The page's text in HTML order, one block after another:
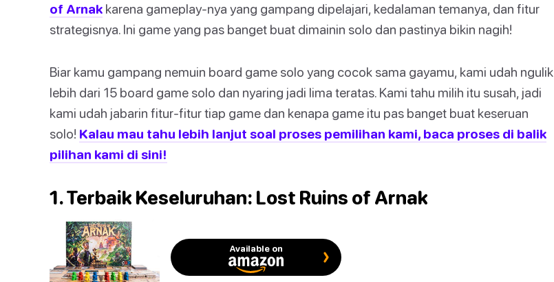
of Arnak karena gameplay-nya yang gampang dipelajari, kedalaman temanya, dan fitur
strategisnya. Ini game yang pas banget buat dimainin solo dan pastinya bikin nagih!
Biar kamu gampang nemuin board game solo yang cocok sama gayamu, kami udah ngulik
lebih dari 15 board game solo dan nyaring jadi lima teratas. Kami tahu milih itu susah, jadi
kami udah jabarin fitur-fitur tiap game dan kenapa game itu pas banget buat keseruan
solo! Kalau mau tahu lebih lanjut soal proses pemilihan kami, baca proses di balik
pilihan kami di sini!
1. Terbaik Keseluruhan: Lost Ruins of Arnak
Available on